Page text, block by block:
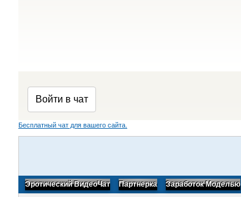
Бесплатный чат для вашего сайта.
Эротический ВидеоЧат Партнерка Заработок Моделью